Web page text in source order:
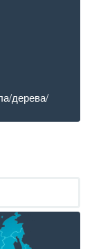
дерева/